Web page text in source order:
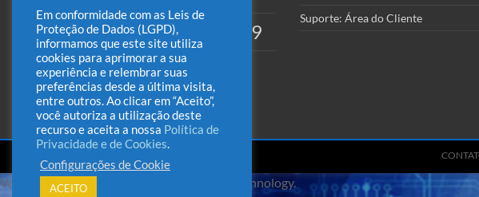
WHATSAPP:(51) 98418-9129
Suporte: Área do Cliente
Em conformidade com as Leis de
Proteção de Dados (LGPD),
informamos que este site utiliza
cookies para aprimorar a sua
experiência e relembrar suas
preferências desde a última visita,
entre outros. Ao clicar em “Aceito”,
você autoriza a utilização deste
recurso e aceita a nossa Política de
Privacidade e de Cookies.
Configurações de Cookie
ACEITO
Você está no chat do Sistema Odin / Vikso Technology.